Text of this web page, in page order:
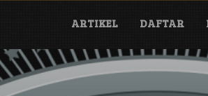
ARTIKEL DAFTAR